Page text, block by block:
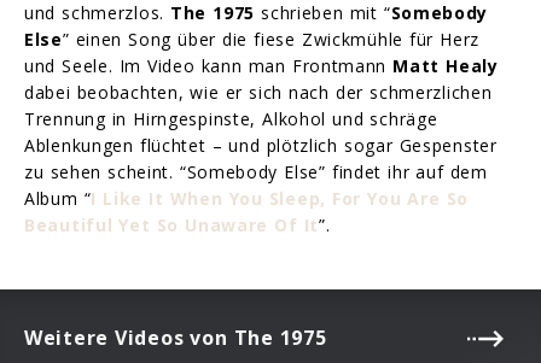
und schmerzlos. The 1975 schrieben mit “Somebody
Else” einen Song über die fiese Zwickmühle für Herz
und Seele. Im Video kann man Frontmann Matt Healy
dabei beobachten, wie er sich nach der schmerzlichen
Trennung in Hirngespinste, Alkohol und schräge
Ablenkungen flüchtet – und plötzlich sogar Gespenster
zu sehen scheint. “Somebody Else” findet ihr auf dem
Album “I Like It When You Sleep, For You Are So
Beautiful Yet So Unaware Of It”.
Weitere Videos von The 1975